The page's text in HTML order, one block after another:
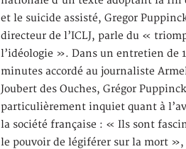
et le suicide assisté, Gregor
directeur de l’ICLJ, parle du «
l’idéologie ». Dans un entretien de
minutes accordé au journaliste
Joubert des Ouches, Grégor
particulièrement inquiet quant à
la société française : « Ils sont
le pouvoir de légiférer sur la mort »,